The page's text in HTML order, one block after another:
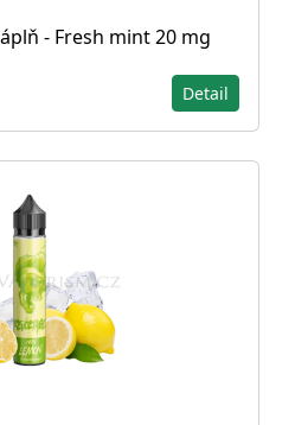
- Fresh mint 20 mg
Detail